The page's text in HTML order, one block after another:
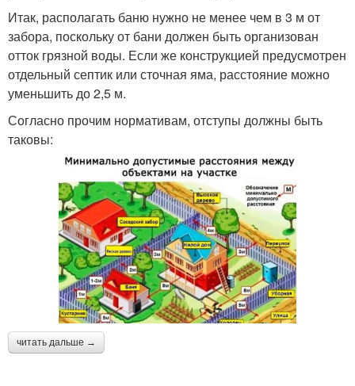
Итак, располагать баню нужно не менее чем в 3 м от
забора, поскольку от бани должен быть организован
отток грязной воды. Если же конструкцией предусмотрен
отдельный септик или сточная яма, расстояние можно
уменьшить до 2,5 м.
Согласно прочим нормативам, отступы должны быть
таковы:
читать дальше →